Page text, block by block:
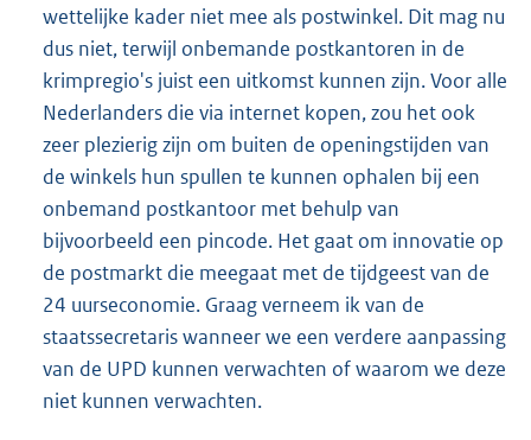
wettelijke kader niet mee als postwinkel. Dit mag nu
dus niet, terwijl onbemande postkantoren in de
krimpregio's juist een uitkomst kunnen zijn. Voor alle
Nederlanders die via internet kopen, zou het ook
zeer plezierig zijn om buiten de openingstijden van
de winkels hun spullen te kunnen ophalen bij een
onbemand postkantoor met behulp van
bijvoorbeeld een pincode. Het gaat om innovatie op
de postmarkt die meegaat met de tijdgeest van de
24 uurseconomie. Graag verneem ik van de
staatssecretaris wanneer we een verdere aanpassing
van de UPD kunnen verwachten of waarom we deze
niet kunnen verwachten.